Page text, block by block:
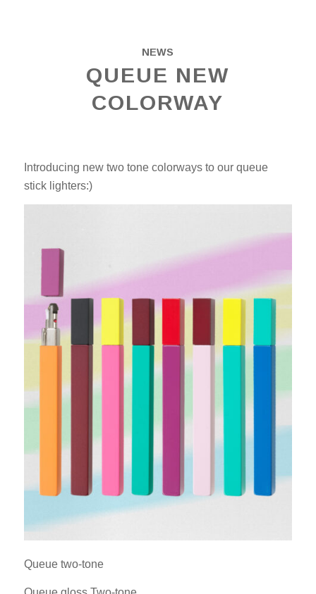
NEWS
QUEUE NEW
COLORWAY
Introducing new two tone colorways to our queue
stick lighters:)
Queue two-tone